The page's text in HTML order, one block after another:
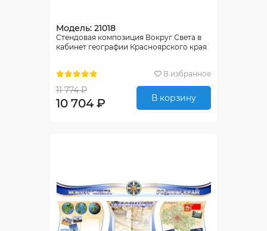
Модель: 21018
Стендовая композиция Вокруг Света в
кабинет географии Красноярского края
В избранное
11 774 ₽
10 704 ₽ В корзину